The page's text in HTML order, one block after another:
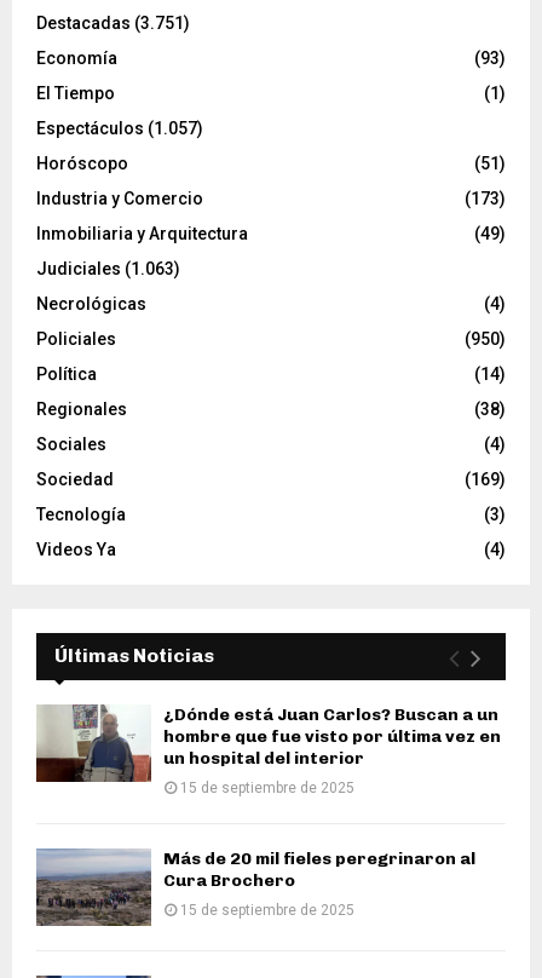
Destacadas (3.751)
Economía
(93)
El Tiempo
(1)
Espectáculos (1.057)
Horóscopo
(51)
Industria y Comercio
(173)
Inmobiliaria y Arquitectura
(49)
Judiciales (1.063)
Necrológicas
(4)
Policiales
(950)
Política
(14)
Regionales
(38)
Sociales
(4)
Sociedad
(169)
Tecnología
(3)
Videos Ya
(4)
Últimas Noticias
¿Dónde está Juan Carlos? Buscan a un
hombre que fue visto por última vez en
un hospital del interior
15 de septiembre de 2025
Más de 20 mil fieles peregrinaron al
Cura Brochero
15 de septiembre de 2025